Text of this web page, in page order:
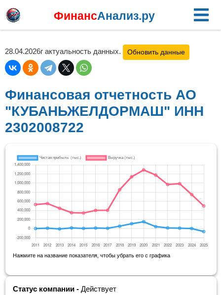
ФинансАнализ.ру
28.04.2026г актуальность данных. Обновить данные
Финансовая отчетность АО
"КУБАНЬЖЕЛДОРМАШ" ИНН
2302008722
Нажмите на название показателя, чтобы убрать его с графика
Статус компании - Действует